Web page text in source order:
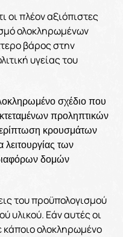
οι πλέον αξιόπιστες
ολοκληρωμένων
βάρος στην
υγείας του
σχέδιο που
προληπτικών
κρουσμάτων
των
δομών
του προϋπολογισμού
υλικού. Εάν αυτές οι
κάποιο ολοκληρωμένο